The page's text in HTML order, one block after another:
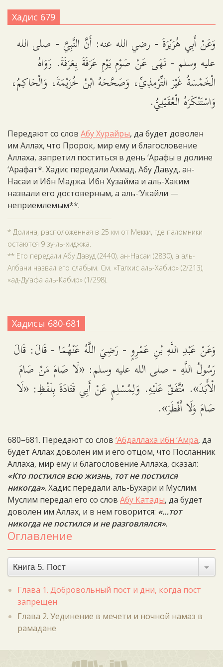
Хадис 679
وَعَنْ أَبِي هُرَيْرَةَ - رضي الله عنه: أَنَّ النَّبِيَّ - صلى الله
عليه وسلم - نَهَى عَنْ صَوْمِ يَوْمِ عَرَفَةَ بِعَرَفَةَ. رَوَاهُ
الْخَمْسَةُ غَيْرَ التِّرْمِذِيِّ، وَصَحَّحَهُ ابْنُ خُزَيْمَةَ، وَالْحَاكِمُ،
وَاسْتَنْكَرَهُ الْعُقَيْلِيُّ.
Передают со слов Абу Хурайры, да будет доволен
им Аллах, что Пророк, мир ему и благословение
Аллаха, запретил поститься в день ‘Арафы в долине
‘Арафат*. Хадис передали Ахмад, Абу Давуд, ан-
Насаи и Ибн Маджа. Ибн Хузайма и аль-Хаким
назвали его достоверным, а аль-‘Укайли —
неприемлемым**.
* Долина, расположенная в 25 км от Мекки, где паломники
остаются 9 зу-ль-хиджжа.
** Его передали Абу Давуд (2440), ан-Насаи (2830), а аль-
Албани назвал его слабым. См. «Талхис аль-Хабир» (2/213),
«ад-Ду‘афа аль-Кабир» (1/298).
Хадисы 680-681
وَعَنْ عَبْدِ اللَّهِ بْنِ عَمْرِوٍ - رَضِيَ اللَّهُ عَنْهُمَا - قَالَ: قَالَ
رَسُولُ اللَّهِ - صلى الله عليه وسلم: «لَا صَامَ مَنْ صَامَ
الْأَبَدَ». مُتَّفَقٌ عَلَيْهِ. وَلِمُسْلِمٍ عَنْ أَبِي قَتَادَةَ بِلَفْظِ: «لَا
صَامَ وَلَا أَفْطَرَ».
680–681. Передают со слов ‘Абдаллаха ибн ‘Амра, да
будет Аллах доволен им и его отцом, что Посланник
Аллаха, мир ему и благословение Аллаха, сказал:
«Кто постился всю жизнь, тот не постился
никогда». Хадис передали аль-Бухари и Муслим.
Муслим передал его со слов Абу Катады, да будет
доволен им Аллах, и в нем говорится: «…тот
никогда не постился и не разговлялся».
Оглавление
Книга 5. Пост
Глава 1. Добровольный пост и дни, когда пост
запрещен
Глава 2. Уединение в мечети и ночной намаз в
рамадане